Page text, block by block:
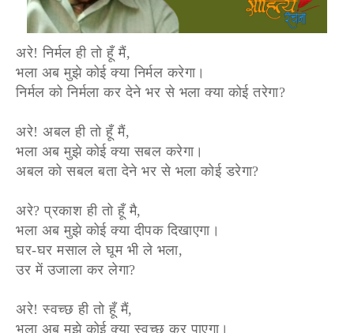
अरे! निर्मल ही तो हूँ मैं,
भला अब मुझे कोई क्या निर्मल करेगा।
निर्मल को निर्मला कर देने भर से भला क्या कोई तरेगा?
अरे! अबल ही तो हूँ मैं,
भला अब मुझे कोई क्या सबल करेगा।
अबल को सबल बता देने भर से भला कोई डरेगा?
अरे? प्रकाश ही तो हूँ मै,
भला अब मुझे कोई क्या दीपक दिखाएगा।
घर-घर मसाल ले घूम भी ले भला,
उर में उजाला कर लेगा?
अरे! स्वच्छ ही तो हूँ मैं,
भला अब मुझे कोई क्या स्वच्छ कर पाएगा।